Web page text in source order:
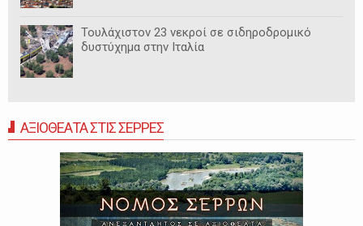
Τουλάχιστον 23 νεκροί σε σιδηροδρομικό
δυστύχημα στην Ιταλία
ΑΞΙΟΘΕΑΤΑ ΣΤΙΣ ΣΕΡΡΕΣ